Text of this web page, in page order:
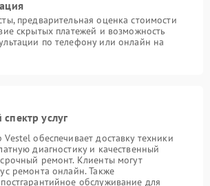
предварительная оценка стоимости
скрытых платежей и возможность
по телефону или онлайн на
услуг
обеспечивает доставку техники
диагностику и качественный
ремонт. Клиенты могут
ремонта онлайн. Также
обслуживание для